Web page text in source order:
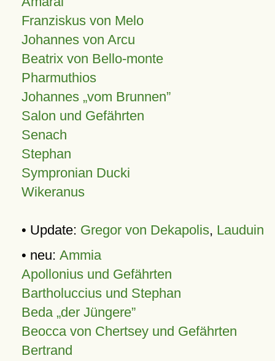
Franziskus von Melo
Johannes von Arcu
Beatrix von Bello-monte
Pharmuthios
Johannes vom Brunnen
Salon und Gefährten
Senach
Stephan
Sympronian Ducki
Wikeranus
• Update: Gregor von Dekapolis, Lauduin
• neu: Ammia
Apollonius und Gefährten
Bartholuccius und Stephan
Beda „der Jüngere”
Beocca von Chertsey und Gefährten
Bertrand